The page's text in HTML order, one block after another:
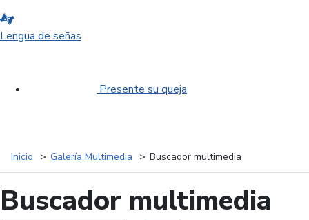
Lengua de señas
Presente su queja
Inicio Galería Multimedia Buscador multimedia
Buscador multimedia